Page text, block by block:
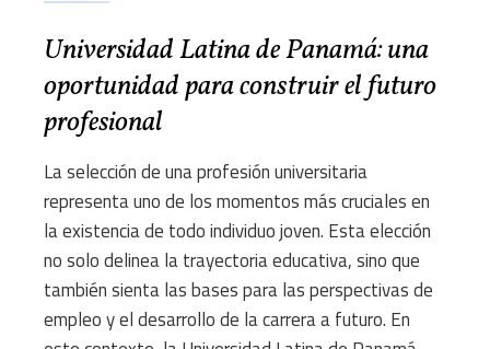
Universidad Latina de Panamá: una
oportunidad para construir el futuro
profesional
La selección de una profesión universitaria
representa uno de los momentos más cruciales en
la existencia de todo individuo joven. Esta elección
no solo delinea la trayectoria educativa, sino que
también sienta las bases para las perspectivas de
empleo y el desarrollo de la carrera a futuro. En